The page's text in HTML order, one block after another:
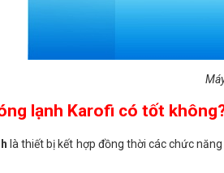
lạnh Karofi có tốt
là thiết bị kết hợp đồng thời các chức